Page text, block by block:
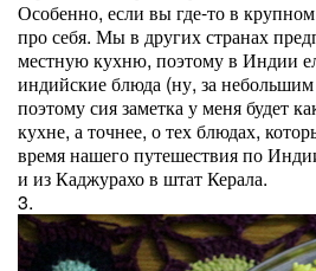
Особенно, если вы где-то в
про себя. Мы в других странах
местную кухню, поэтому в Индии
индийские блюда (ну, за
поэтому сия заметка у меня будет
кухне, а точнее, о тех блюдах,
время нашего путешествия по
и из Каджурахо в штат Керала.
3.